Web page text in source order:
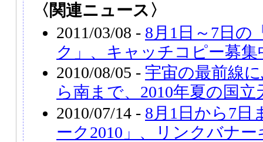
〈関連ニュース〉
2011/03/08 - 8月1日～7日の
ク」、キャッチコピー募集
2010/08/05 - 宇宙の最前線
ら南まで、2010年夏の国
2010/07/14 - 8月1日から7日
ーク2010」、リンクバナ